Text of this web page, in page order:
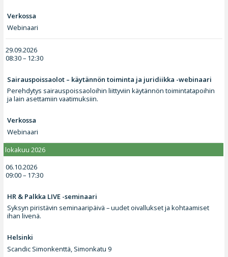
Verkossa
Webinaari
29.09.2026
08:30 – 12:30
Sairauspoissaolot – käytännön toiminta ja juridiikka -webinaari
Perehdytys sairauspoissaoloihin liittyviin käytännön toimintatapoihin
ja lain asettamiin vaatimuksiin.
Verkossa
Webinaari
lokakuu 2026
06.10.2026
09:00 – 17:30
HR & Palkka LIVE -seminaari
Syksyn piristävin seminaaripäivä – uudet oivallukset ja kohtaamiset
ihan livenä.
Helsinki
Scandic Simonkenttä, Simonkatu 9